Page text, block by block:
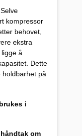
kompressor
behovet,
ekstra
å
Dette
holdbarhet på
i
om